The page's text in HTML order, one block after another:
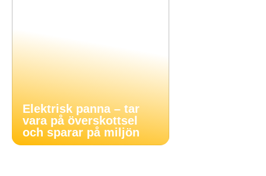
Elektrisk panna – tar
vara på överskottsel
och sparar på miljön